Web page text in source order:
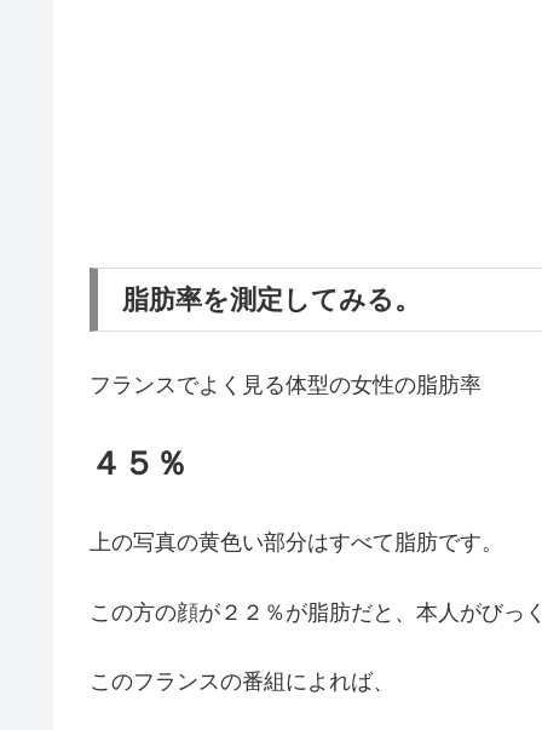
脂肪率を測定してみる。
フランスでよく見る体型の女性の脂肪率
４５％
上の写真の黄色い部分はすべて脂肪です。
この方の顔が２２％が脂肪だと、本人がびっ
このフランスの番組によれば、